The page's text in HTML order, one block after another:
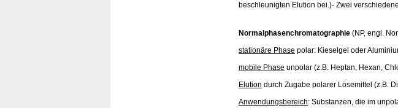
beschleunigten Elution bei.)- Zwei
Normalphasenchromatographie (NP, engl.
stationäre Phase polar: Kieselgel oder
mobile Phase unpolar (z.B. Heptan, Hexan,
Elution durch Zugabe polarer Lösemittel (z.B.
Anwendungsbereich: Substanzen, die im